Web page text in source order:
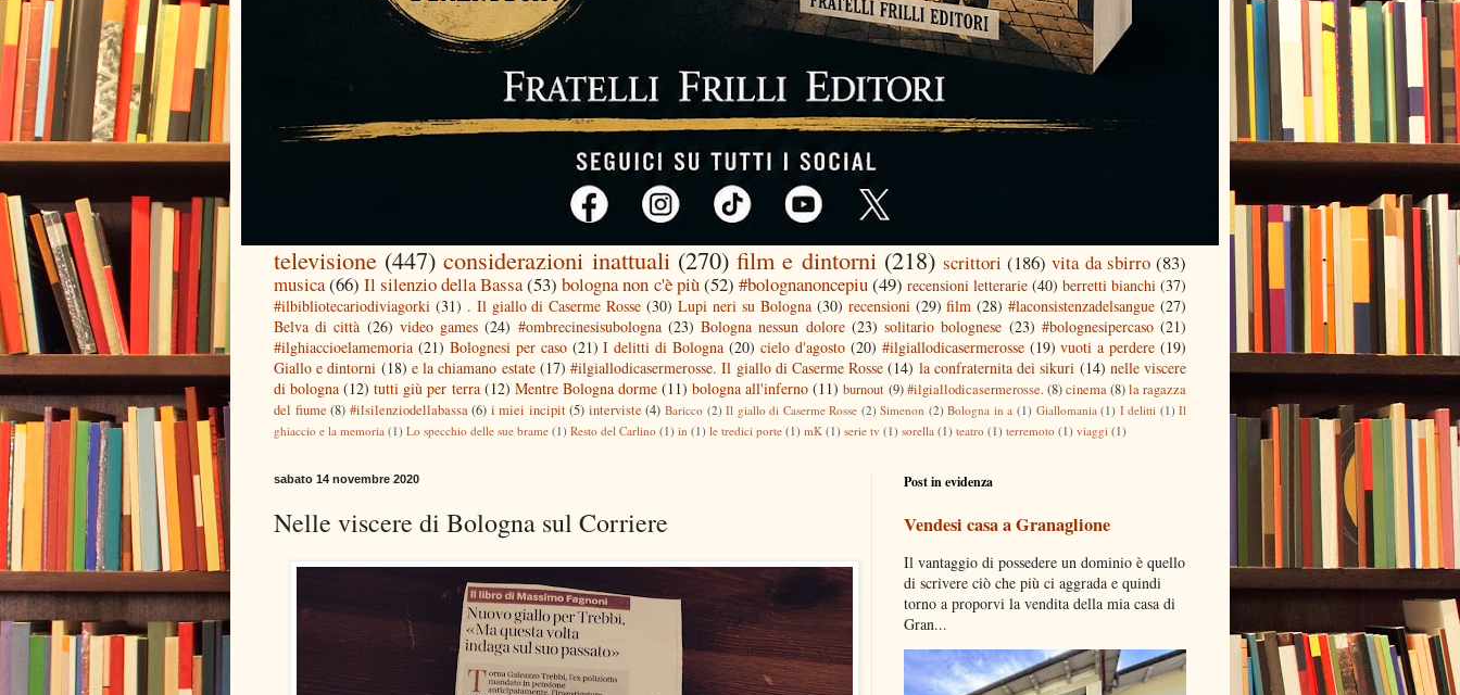
televisione (447) considerazioni inattuali (270) film e dintorni (218) scrittori (186) vita da sbirro (83)
musica(66) Il silenzio della Bassa(53) bologna non c'è più(52) #bolognanoncepiu(49) recensioni letterarie (40) berretti bianchi (37)
#ilbibliotecariodiviagorki (31) . Il giallo di Caserme Rosse (30) Lupi neri su Bologna (30) recensioni (29) film (28) #laconsistenzadelsangue (27)
Belva di città (26) video games (24) #ombrecinesisubologna (23) Bologna nessun dolore (23) solitario bolognese (23) #bolognesipercaso (21)
#ilghiaccioelamemoria (21) Bolognesi per caso (21) I delitti di Bologna (20) cielo d'agosto (20) #ilgiallodicasermerosse (19) vuoti a perdere (19)
Giallo e dintorni (18) e la chiamano estate (17) #ilgiallodicasermerosse. Il giallo di Caserme Rosse (14) la confraternita dei sikuri (14) nelle viscere
di bologna (12) tutti giù per terra (12) Mentre Bologna dorme (11) bologna all'inferno (11) burnout (9) #ilgiallodicasermerosse. (8)cinema(8)la ragazza
del fiume (8) #ilsilenziodellabassa (6) i miei incipit (5) interviste (4) Baricco (2) Il giallo di Caserme Rosse (2) Simenon (2) Bologna in a (1) Giallomania (1) I delitti (1) Il
ghiaccio e la memoria (1) Lo specchio delle sue brame (1) Resto del Carlino (1) in (1) le tredici porte (1) mK (1) serie tv (1) sorella (1) teatro (1) terremoto (1) viaggi (1)
sabato 14 novembre 2020
Nelle viscere di Bologna sul Corriere
Post in evidenza
Vendesi casa a Granaglione
Il vantaggio di possedere un dominio è quello
di scrivere ciò che più ci aggrada e quindi
torno a proporvi la vendita della mia casa di
Gran...